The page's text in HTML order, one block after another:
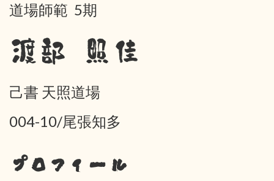
道場師範 5期
渡部 照佳
己書 天照道場
004-10/尾張知多
プロフィール